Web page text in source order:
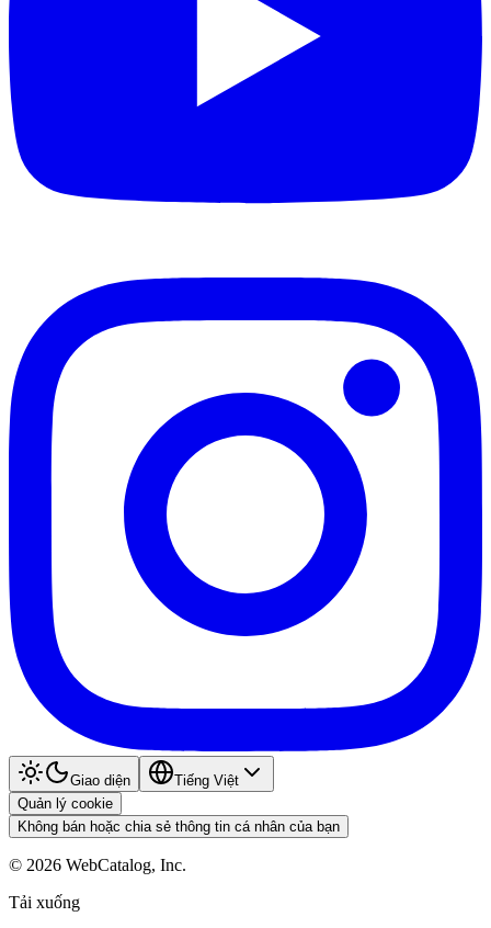
Giao diện
Tiếng Việt
Quản lý cookie
Không bán hoặc chia sẻ thông tin cá nhân của bạn
© 2026 WebCatalog, Inc.
Tải xuống